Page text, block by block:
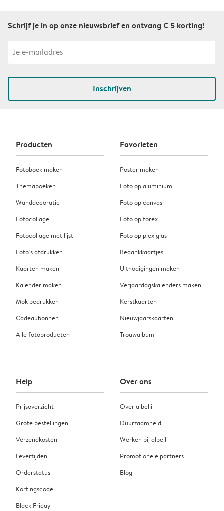
Schrijf je in op onze nieuwsbrief en ontvang € 5 korting!
Inschrijven
Producten
Fotoboek maken
Themaboeken
Wanddecoratie
Fotocollage
Fotocollage met lijst
Foto’s afdrukken
Kaarten maken
Kalender maken
Mok bedrukken
Cadeaubonnen
Alle fotoproducten
Favorieten
Poster maken
Foto op aluminium
Foto op canvas
Foto op forex
Foto op plexiglas
Bedankkaartjes
Uitnodigingen maken
Verjaardagskalenders maken
Kerstkaarten
Nieuwjaarskaarten
Trouwalbum
Help
Prijsoverzicht
Grote bestellingen
Verzendkosten
Levertijden
Orderstatus
Kortingscode
Black Friday
Over ons
Over albelli
Duurzaamheid
Werken bij albelli
Promotionele partners
Blog